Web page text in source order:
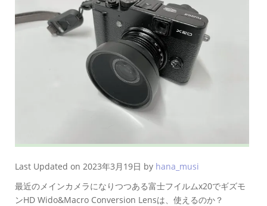
Last Updated on 2023年3月19日 by hana_musi
最近のメインカメラになりつつある富士フイルムx20でギズモ
ンHD Wido&Macro Conversion Lensは、使えるのか？